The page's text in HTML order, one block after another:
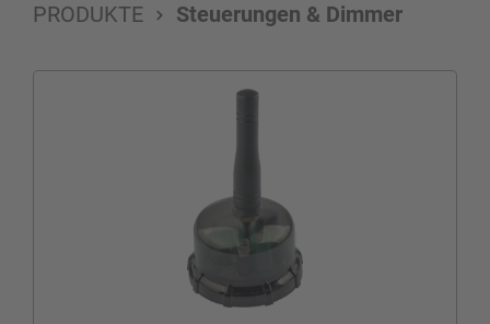
PRODUKTE Steuerungen & Dimmer